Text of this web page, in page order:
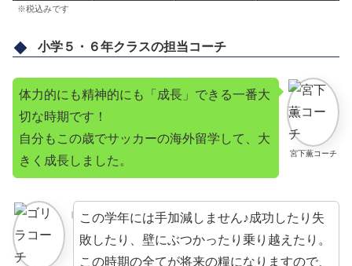
※税込みです
小学５・６年クラスの担当コーチ
宮下薫コーチ
体力的にも精神的にも「成長」できる一番大
切な時期です！
自分もこの歳でサッカーの海外留学して、大
きく成長しました。
この学年には手加減しません♪成功したり失
敗したり、壁にぶつかったり乗り越えたり。
この時期の全てが将来の糧になりますので、